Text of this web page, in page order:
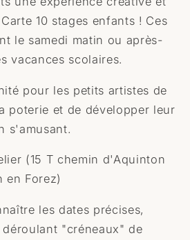
10 stages enfants ! Ces
le samedi matin ou après-
vacances scolaires.
pour les petits artistes de
poterie et de développer leur
s'amusant.
(15 T chemin d'Aquinton
en Forez)
les dates précises,
"créneaux" de